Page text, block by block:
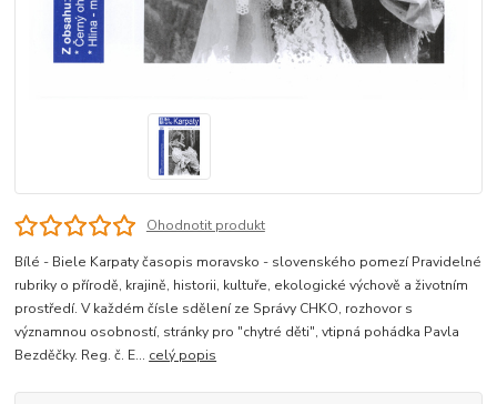
Ohodnotit produkt
Bílé - Biele Karpaty časopis moravsko - slovenského pomezí Pravidelné
rubriky o přírodě, krajině, historii, kultuře, ekologické výchově a životním
prostředí. V každém čísle sdělení ze Správy CHKO, rozhovor s
významnou osobností, stránky pro "chytré děti", vtipná pohádka Pavla
Bezděčky. Reg. č. E... celý popis